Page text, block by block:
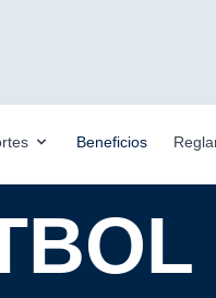
Beneficios